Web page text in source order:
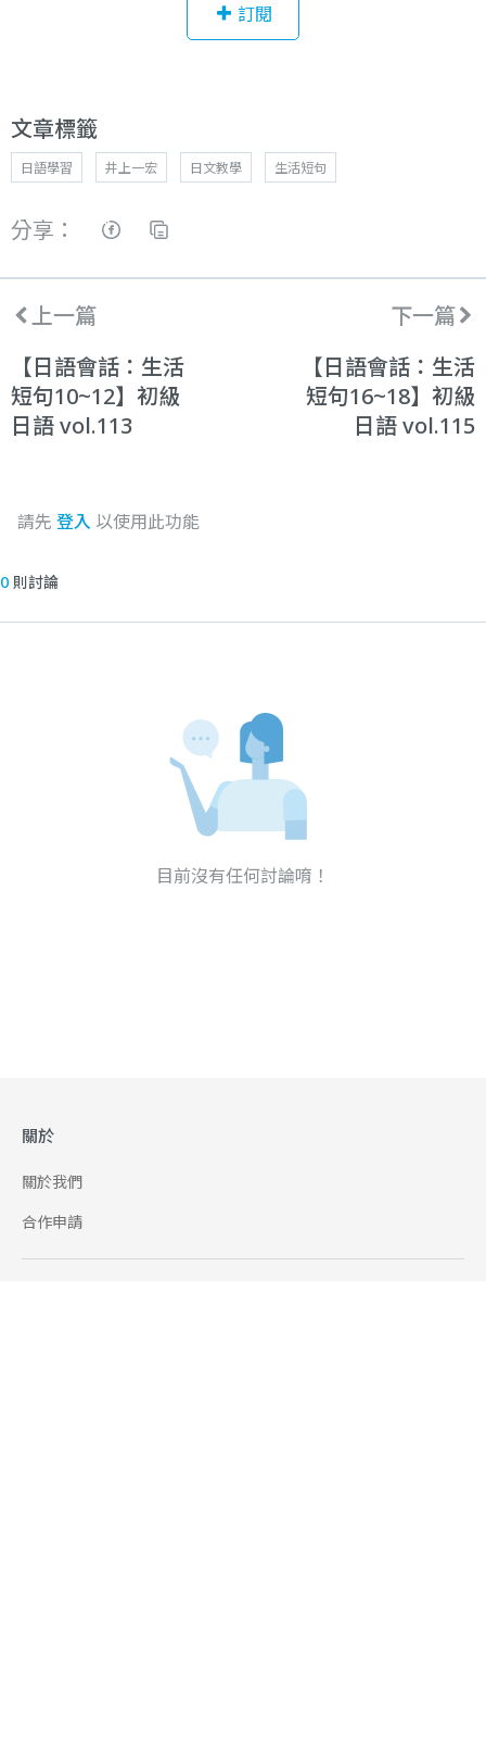
訂閱
文章標籤
日語學習 井上一宏 日文教學 生活短句
分享：
上一篇
【日語會話：生活
短句10~12】初級
日語 vol.113
下一篇
【日語會話：生活
短句16~18】初級
日語 vol.115
請先 登入 以使用此功能
0 則討論
目前沒有任何討論唷！
關於
關於我們
合作申請